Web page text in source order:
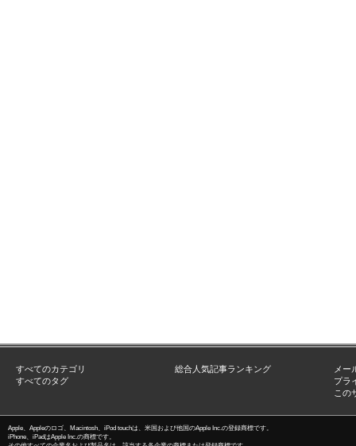
すべてのカテゴリ
すべてのタグ
総合人気記事ランキング
メー
プラ
この
Apple、Appleのロゴ、Macintosh、iPod touchは、米国および他国のApple Inc.の登録商標です。
iPhone、iPadはApple Inc.の商標です。